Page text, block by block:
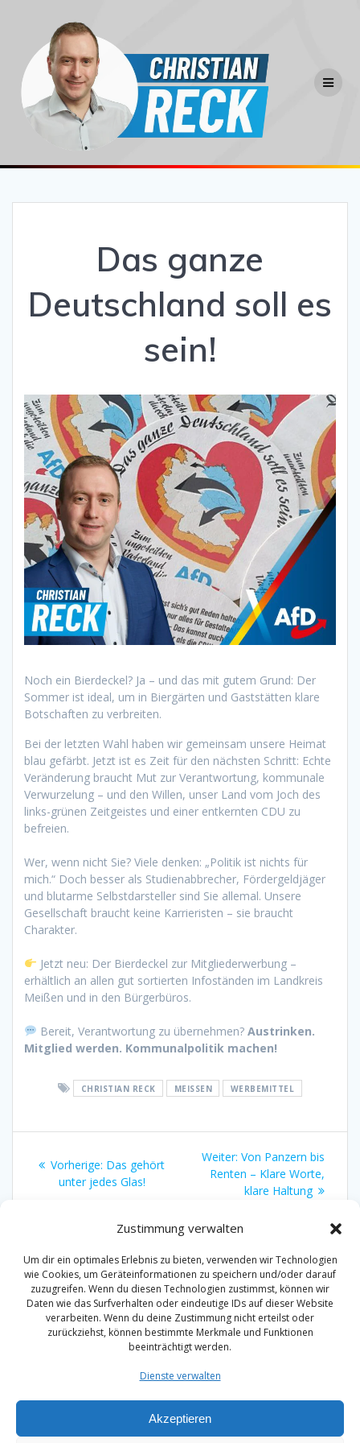
Zustimmung verwalten
Um dir ein optimales Erlebnis zu bieten, verwenden wir Technologien
wie Cookies, um Geräteinformationen zu speichern und/oder darauf
zuzugreifen. Wenn du diesen Technologien zustimmst, können wir
Daten wie das Surfverhalten oder eindeutige IDs auf dieser Website
verarbeiten. Wenn du deine Zustimmung nicht erteilst oder
zurückziehst, können bestimmte Merkmale und Funktionen
beeinträchtigt werden.
Dienste verwalten
Akzeptieren
Das ganze
Deutschland soll es
sein!
Noch ein Bierdeckel? Ja – und das mit gutem Grund: Der
Sommer ist ideal, um in Biergärten und Gaststätten klare
Botschaften zu verbreiten.
Bei der letzten Wahl haben wir gemeinsam unsere Heimat
blau gefärbt. Jetzt ist es Zeit für den nächsten Schritt: Echte
Veränderung braucht Mut zur Verantwortung, kommunale
Verwurzelung – und den Willen, unser Land vom Joch des
links-grünen Zeitgeistes und einer entkernten CDU zu
befreien.
Wer, wenn nicht Sie? Viele denken: „Politik ist nichts für
mich.“ Doch besser als Studienabbrecher, Fördergeldjäger
und blutarme Selbstdarsteller sind Sie allemal. Unsere
Gesellschaft braucht keine Karrieristen – sie braucht
Charakter.
Jetzt neu: Der Bierdeckel zur Mitgliederwerbung –
erhältlich an allen gut sortierten Infoständen im Landkreis
Meißen und in den Bürgerbüros.
Bereit, Verantwortung zu übernehmen? Austrinken.
Mitglied werden. Kommunalpolitik machen!
CHRISTIAN RECK MEISSEN WERBEMITTEL
Beitragsnavigation
Vorherige: Vorheriger
Beitrag:
Das gehört
unter jedes Glas!
Weiter: Nächster
Beitrag:
Von Panzern bis
Renten – Klare Worte,
klare Haltung
Impressum
Datenschutzerklärung